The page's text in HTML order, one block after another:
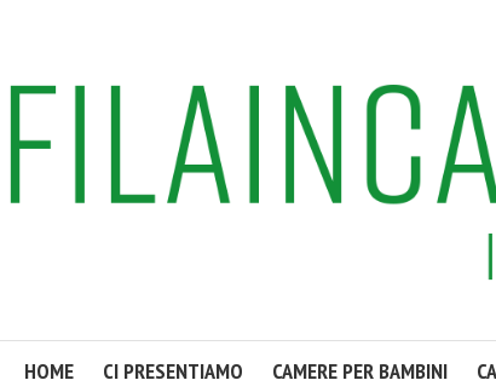
HOME CI PRESENTIAMO CAMERE PER BAMBINI